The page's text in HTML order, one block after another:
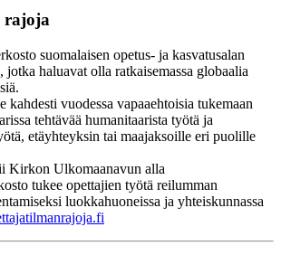
rajoja
suomalaisen opetus- ja kasvatusalan
jotka haluavat olla ratkaisemassa globaalia
kahdesti vuodessa vapaaehtoisia tukemaan
tehtävää humanitaarista työtä ja
etäyhteyksin tai maajaksoille eri puolille
Kirkon Ulkomaanavun alla
tukee opettajien työtä reilumman
luokkahuoneissa ja yhteiskunnassa